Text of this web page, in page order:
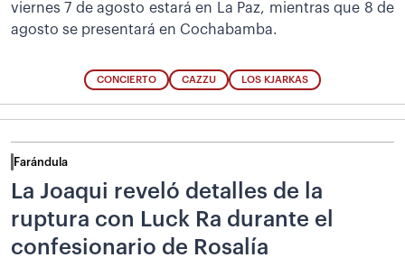
viernes 7 de agosto estará en La Paz, mientras que 8 de
agosto se presentará en Cochabamba.
CONCIERTO CAZZU LOS KJARKAS
Farándula
La Joaqui reveló detalles de la
ruptura con Luck Ra durante el
confesionario de Rosalía